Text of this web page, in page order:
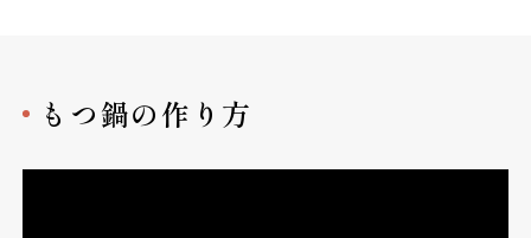
もつ鍋の作り方